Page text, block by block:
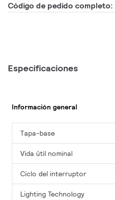
Código de pedido completo:
Especificaciones
Información general
Tapa-base
Vida útil nominal
Ciclo del interruptor
Lighting Technology